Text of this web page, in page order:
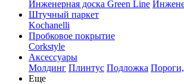
Инженерная доска Green Line
Штучный паркет
Kochanelli
Пробковое покрытие
Corkstyle
Аксессуары
Молдинг Плинтус Подложка
Еще